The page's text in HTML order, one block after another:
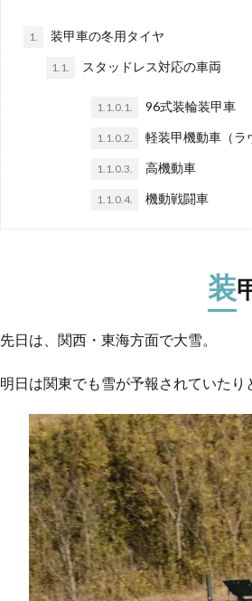
1. 装甲車の冬用タイヤ
1.1. スタッドレス対応の車両
1.1.0.1. 96式装輪装甲車
1.1.0.2. 軽装甲機動車（ラ
1.1.0.3. 高機動車
1.1.0.4. 機動戦闘車
装
先日は、関西・東海方面で大雪。
明日は関東でも雪が予報されていたり